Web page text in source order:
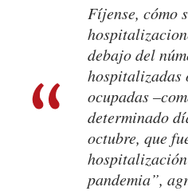
Fíjense, cómo
debajo del
hospitalizadas
ocupadas
determinado
octubre, que
pandemia”,